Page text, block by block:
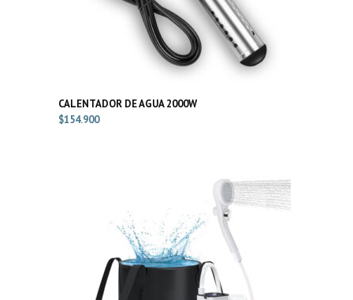
CALENTADOR DE AGUA 2000W
$154.900